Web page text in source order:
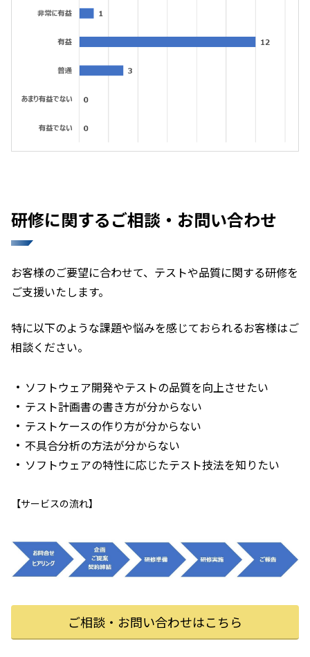
研修に関するご相談・お問い合わせ
お客様のご要望に合わせて、テストや品質に関する研修を
ご支援いたします。
特に以下のような課題や悩みを感じておられるお客様はご
相談ください。
ソフトウェア開発やテストの品質を向上させたい
テスト計画書の書き方が分からない
テストケースの作り方が分からない
不具合分析の方法が分からない
ソフトウェアの特性に応じたテスト技法を知りたい
【サービスの流れ】
ご相談・お問い合わせはこちら